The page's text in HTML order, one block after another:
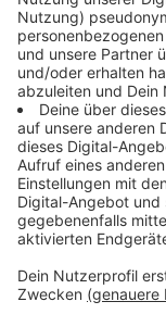
Bahnübergang
Pollern für den
Stadt rechnet
Zukunft werden
Autofahrer
Promenade zu
14,5 Kilometer
erstrecken, um
überzeugen.